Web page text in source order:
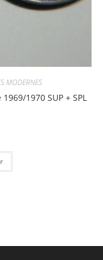
MODERNES
1970 SUP + SPL